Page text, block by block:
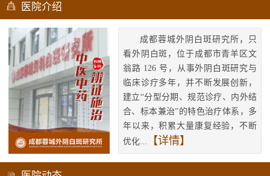
医院介绍
成都蓉城外阴白斑研究所，只
看外阴白斑，位于成都市青羊区文
翁路 126 号，从事外阴白斑研究与
临床诊疗多年，并不断发展创新，
建立“分型分期、规范诊疗、内外结
合、标本兼治”的特色治疗体系，多
年以来，积累大量康复经验，不断
优化...
【详情】